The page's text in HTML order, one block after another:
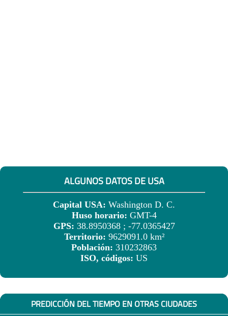
ALGUNOS DATOS DE USA
Capital USA: Washington D. C.
Huso horario: GMT-4
GPS: 38.8950368 ; -77.0365427
Territorio: 9629091.0 km²
Población: 310232863
ISO, códigos: US
PREDICCIÓN DEL TIEMPO EN OTRAS CIUDADES